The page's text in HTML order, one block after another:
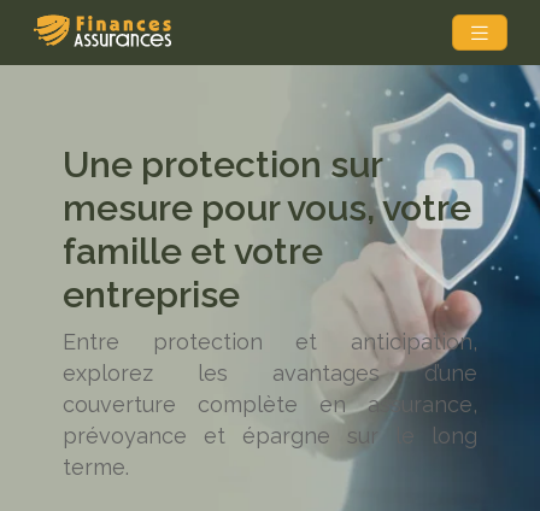
Une protection sur
mesure pour vous, votre
famille et votre
entreprise
Entre protection et anticipation,
explorez les avantages d’une
couverture complète en assurance,
prévoyance et épargne sur le long
terme.